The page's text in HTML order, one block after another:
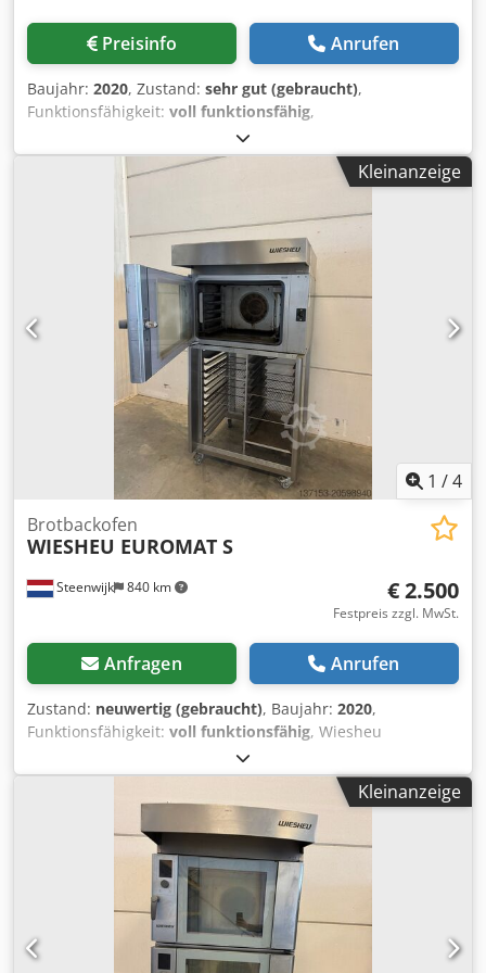
Preisinfo Anrufen
Baujahr: 2020, Zustand: sehr gut (gebraucht),
Funktionsfähigkeit: voll funktionsfähig,
Maschinen-/Fahrzeugnummer:
FBBBCBAA, Wiesheu Duo Backofen in sehr sauberem
Zustand. Betrifft Backöfen; - Euromat 64 S Backofen 2500-
A-BBBBCBAB - Euromat 64 L Backofen 2600-A-FBBBCBAA
Für weitere Informationen wenden Sie sich bitte an.
Djdpfxjt R Tlxs Acaock
Kleinanzeige
1 /4
Steenwijk 840 km
Brotbackofen
WIESHEU EUROMAT S
€ 2.500
Festpreis zzgl. MwSt.
Anfragen Anrufen
Zustand: neuwertig (gebraucht), Baujahr: 2020,
Funktionsfähigkeit: voll funktionsfähig, Wiesheu
Brotbackofen Euromat – 5 Einschübe | Baujahr 2020 |
Sehr guter Zustand | Inklusive fahrbarem Untergestell
Zum Verkauf angeboten: Wiesheu Euromat Brotbackofen
(10 Einschübe), Baujahr 2020. Der Ofen befindet sich in
sehr gutem Zustand und wurde stets sorgfältig gewartet.
Wird inklusive fahrbarem Untergestell geliefert – ideal für
den flexiblen Einsatz in Bäckerei, Laden oder Foodtruck.
Merkmale • Hersteller: Wiesheu • Modell: Euromat 5
Einschübe • Baujahr: 2020 • Zustand: Sehr gut / nur
geringe Gebrauchsspuren • Inklusive fahrbarem
Kleinanzeige